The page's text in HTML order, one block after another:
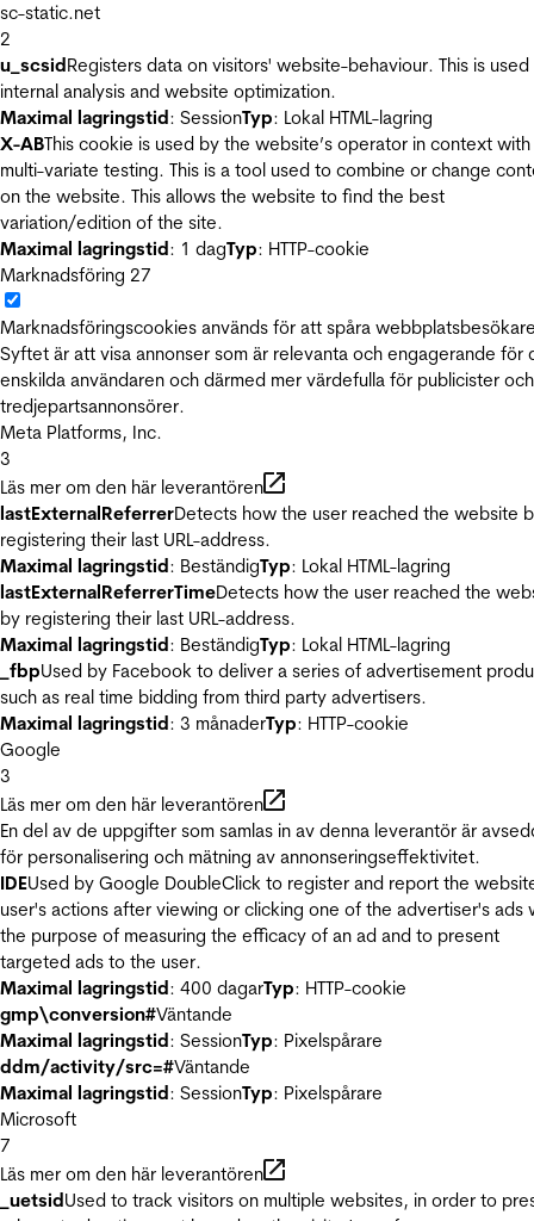
sc-static.net
2
u_scsidRegisters data on visitors' website-behaviour. This is
internal analysis and website optimization.
Maximal lagringstid: SessionTyp: Lokal HTML-lagring
X-ABThis cookie is used by the website’s operator in context with
multi-variate testing. This is a tool used to combine or change
on the website. This allows the website to find the best
variation/edition of the site.
Maximal lagringstid: 1 dagTyp: HTTP-cookie
Marknadsföring 27
Marknadsföringscookies används för att spåra
Syftet är att visa annonser som är relevanta och engagerande för
enskilda användaren och därmed mer värdefulla för publicister och
tredjepartsannonsörer.
Meta Platforms, Inc.
3
Läs mer om den här leverantören
lastExternalReferrerDetects how the user reached the website
registering their last URL-address.
Maximal lagringstid: BeständigTyp: Lokal HTML-lagring
lastExternalReferrerTimeDetects how the user reached the
by registering their last URL-address.
Maximal lagringstid: BeständigTyp: Lokal HTML-lagring
_fbpUsed by Facebook to deliver a series of advertisement
such as real time bidding from third party advertisers.
Maximal lagringstid: 3 månaderTyp: HTTP-cookie
Google
3
Läs mer om den här leverantören
En del av de uppgifter som samlas in av denna leverantör är
för personalisering och mätning av annonseringseffektivitet.
IDEUsed by Google DoubleClick to register and report the
user's actions after viewing or clicking one of the advertiser's ads
the purpose of measuring the efficacy of an ad and to present
targeted ads to the user.
Maximal lagringstid: 400 dagarTyp: HTTP-cookie
gmp\conversion#Väntande
Maximal lagringstid: SessionTyp: Pixelspårare
ddm/activity/src=#Väntande
Maximal lagringstid: SessionTyp: Pixelspårare
Microsoft
7
Läs mer om den här leverantören
_uetsidUsed to track visitors on multiple websites, in order to